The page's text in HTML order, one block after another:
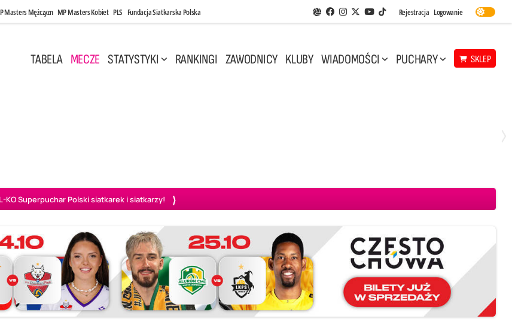
Masters Mężczyzn MP Masters Kobiet PLS Fundacja Siatkarska Polska Aplikacja Siatkarskie Ligi
Facebook
Instagram
Twitter
Youtube
TikTok
Rejestracja Logowanie
TABELA MECZE STATYSTYKI RANKINGI ZAWODNICY KLUBY WIADOMOŚCI PUCHARY SKLEP
KO Superpuchar Polski siatkarek i siatkarzy!